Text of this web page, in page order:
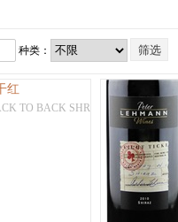
种类：
红
TO BACK SHR